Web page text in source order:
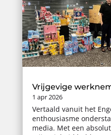
Vrijgevige
1 apr 2026
Vertaald vanuit het
enthousiasme
media. Met een